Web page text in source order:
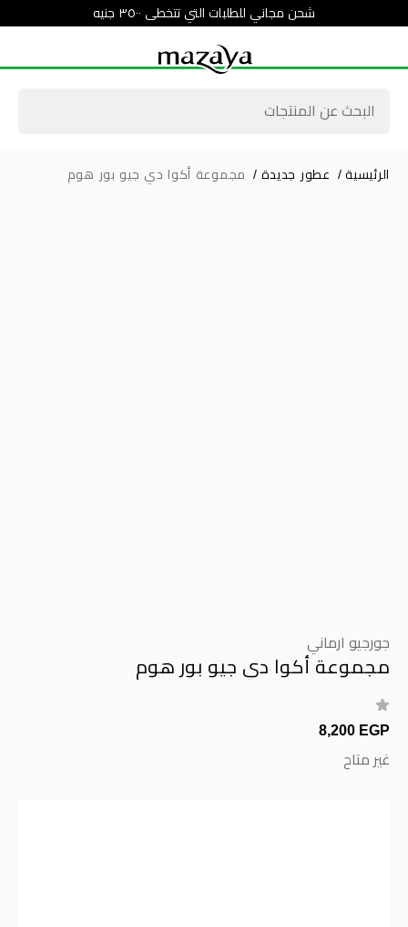
شحن مجاني للطلبات التي تتخطى ٣٥٠٠ جنيه
الرئيسية / عطور جديدة / مجموعة أكوا دي جيو بور هوم
جورجيو ارماني
مجموعة أكوا دي جيو بور هوم
8,200 EGP
غير متاح